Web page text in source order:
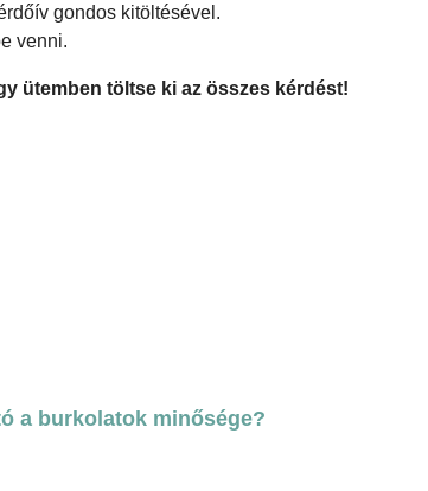
gondos kitöltésével.
venni.
ütemben töltse ki az összes kérdést!
a burkolatok minősége?